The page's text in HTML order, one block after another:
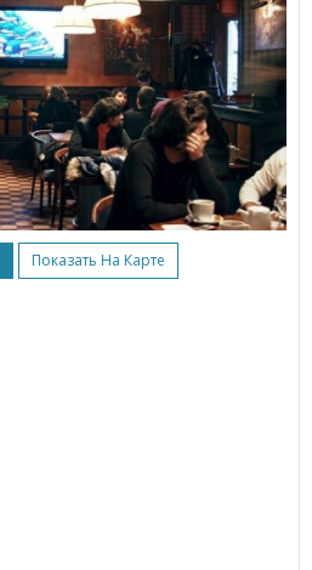
Показать На Карте